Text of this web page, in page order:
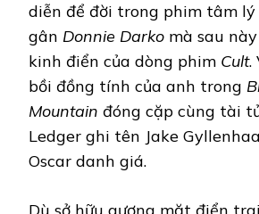
diễn để đời trong phim tâm
gân Donnie Darko mà sau
kinh điển của dòng phim Cult.
bồi đồng tính của anh trong
Mountain đóng cặp cùng tài
Ledger ghi tên Jake
Oscar danh giá.